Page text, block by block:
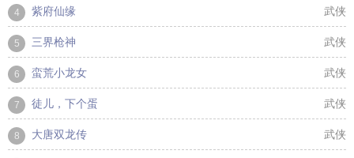
4 紫府仙缘 武侠
5 三界枪神 武侠
6 蛮荒小龙女 武侠
7 徒儿，下个蛋 武侠
8 大唐双龙传 武侠